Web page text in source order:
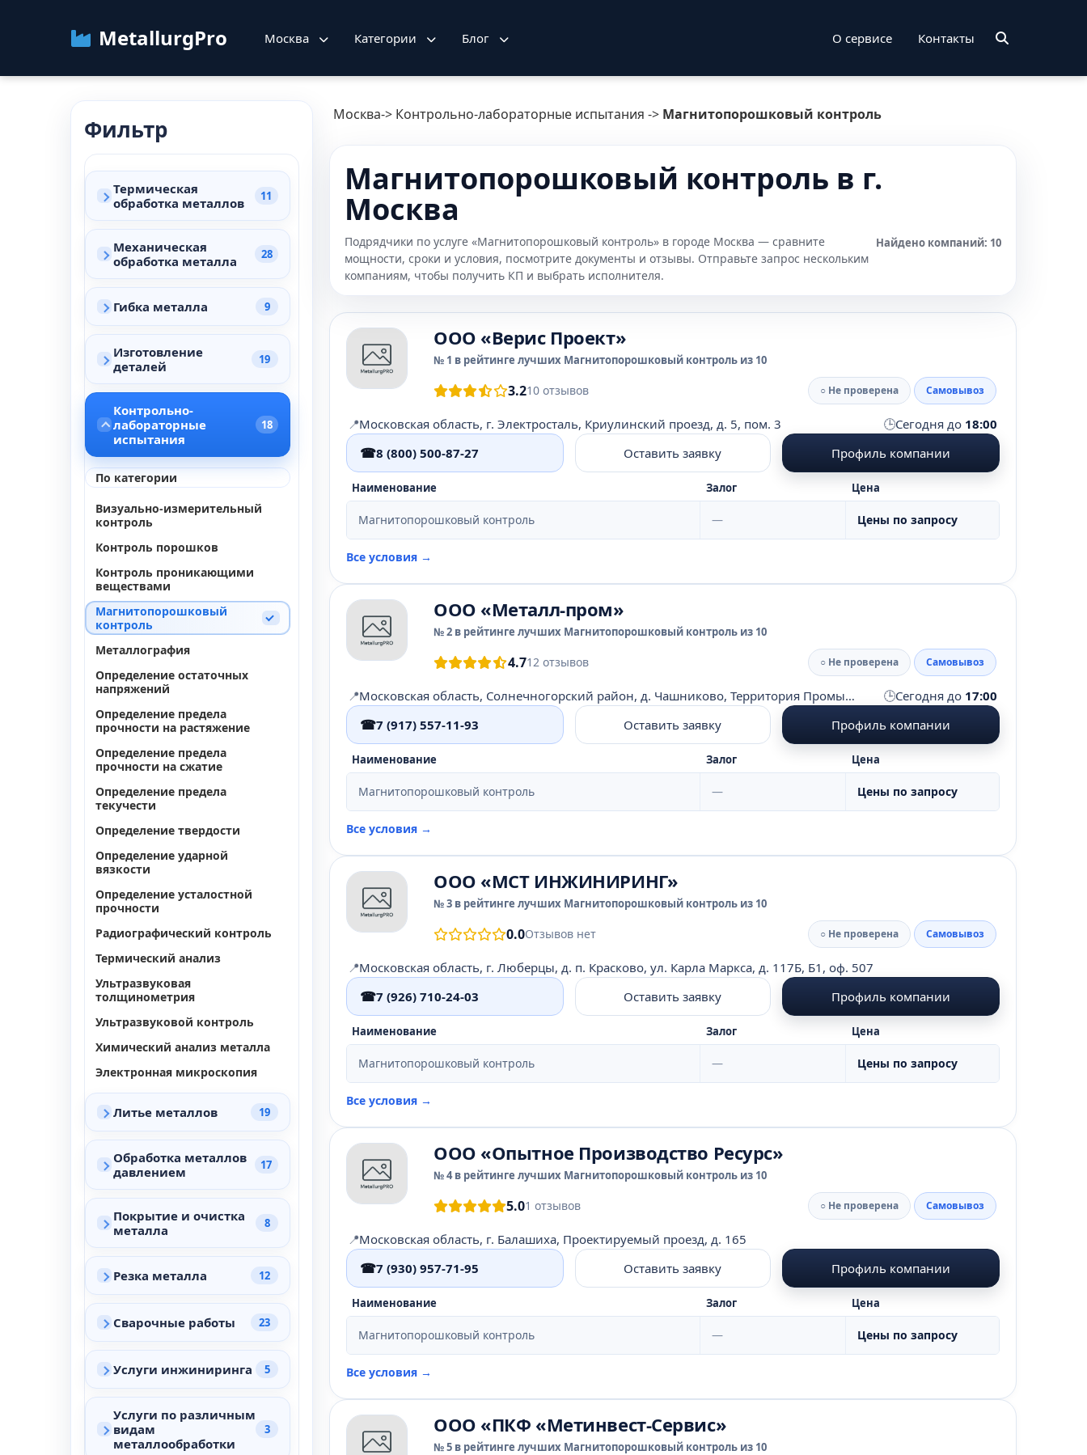
MetallurgPro Москва Категории Блог О сервисе Контакты
Фильтр
Термическая
обработка металлов
11
Механическая
обработка металла
28
Гибка металла 9
Изготовление
деталей
19
Контрольно-
лабораторные
испытания
18
По категории
Визуально-измерительный
контроль
Контроль порошков
Контроль проникающими
веществами
Магнитопорошковый
контроль
Металлография
Определение остаточных
напряжений
Определение предела
прочности на растяжение
Определение предела
прочности на сжатие
Определение предела
текучести
Определение твердости
Определение ударной
вязкости
Определение усталостной
прочности
Радиографический контроль
Термический анализ
Ультразвуковая
толщинометрия
Ультразвуковой контроль
Химический анализ металла
Электронная микроскопия
Литье металлов 19
Обработка металлов
давлением
17
Покрытие и очистка
металла
8
Резка металла 12
Сварочные работы 23
Услуги инжиниринга 5
Услуги по различным
видам
металлообработки
3
Москва-> Контрольно-лабораторные испытания -> Магнитопорошковый контроль
Магнитопорошковый контроль в г.
Москва
Подрядчики по услуге «Магнитопорошковый контроль» в городе Москва — сравните
мощности, сроки и условия, посмотрите документы и отзывы. Отправьте запрос нескольким
компаниям, чтобы получить КП и выбрать исполнителя.
Найдено компаний: 10
ООО «Верис Проект»
№ 1 в рейтинге лучших Магнитопорошковый контроль из 10
3.210 отзывов ○ Не проверена Самовывоз
📍Московская область, г. Электросталь, Криулинский проезд, д. 5, пом. 3 🕒Сегодня до 18:00
☎8 (800) 500-87-27 Оставить заявку Профиль компании
Наименование Залог Цена
Магнитопорошковый контроль — Цены по запросу
Все условия →
ООО «Металл-пром»
№ 2 в рейтинге лучших Магнитопорошковый контроль из 10
4.712 отзывов ○ Не проверена Самовывоз
📍 Московская область, Солнечногорский район, д. Чашниково, Территория Промышленная зона Чашниково, стр. 1 🕒Сегодня до 17:00
☎7 (917) 557-11-93 Оставить заявку Профиль компании
Наименование Залог Цена
Магнитопорошковый контроль — Цены по запросу
Все условия →
ООО «МСТ ИНЖИНИРИНГ»
№ 3 в рейтинге лучших Магнитопорошковый контроль из 10
0.0Отзывов нет ○ Не проверена Самовывоз
📍Московская область, г. Люберцы, д. п. Красково, ул. Карла Маркса, д. 117Б, Б1, оф. 507
☎7 (926) 710-24-03 Оставить заявку Профиль компании
Наименование Залог Цена
Магнитопорошковый контроль — Цены по запросу
Все условия →
ООО «Опытное Производство Ресурс»
№ 4 в рейтинге лучших Магнитопорошковый контроль из 10
5.01 отзывов ○ Не проверена Самовывоз
📍Московская область, г. Балашиха, Проектируемый проезд, д. 165
☎7 (930) 957-71-95 Оставить заявку Профиль компании
Наименование Залог Цена
Магнитопорошковый контроль — Цены по запросу
Все условия →
ООО «ПКФ «Метинвест-Сервис»
№ 5 в рейтинге лучших Магнитопорошковый контроль из 10